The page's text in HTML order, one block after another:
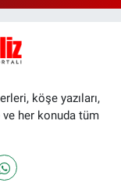
köşe yazıları,
her konuda tüm